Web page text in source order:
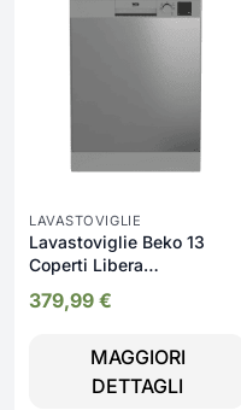
LAVASTOVIGLIE
Lavastoviglie Beko 13
Coperti Libera
DVN05320X
379,99 €
MAGGIORI
DETTAGLI